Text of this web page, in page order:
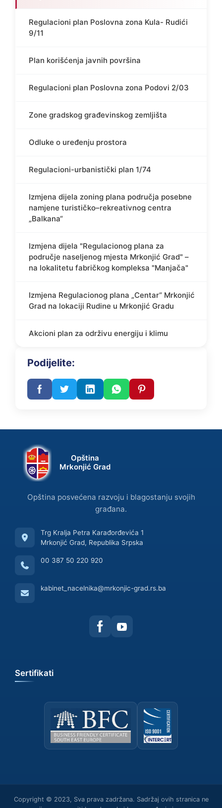
Regulacioni plan Poslovna zona Kula- Rudići
9/11
Plan korišćenja javnih površina
Regulacioni plan Poslovna zona Podovi 2/03
Zone gradskog građevinskog zemljišta
Odluke o uređenju prostora
Regulacioni-urbanistički plan 1/74
Izmjena dijela zoning plana područja posebne
namjene turističko–rekreativnog centra
„Balkana“
Izmjena dijela "Regulacionog plana za
područje naseljenog mjesta Mrkonjić Grad" –
na lokalitetu fabričkog kompleksa "Manjača"
Izmjena Regulacionog plana „Centar“ Mrkonjić
Grad na lokaciji Rudine u Mrkonjić Gradu
Akcioni plan za održivu energiju i klimu
Podijelite:
Opština
Mrkonjić Grad
Opština posvećena razvoju i blagostanju svojih
građana.
Trg Kralja Petra Karađorđevića 1
Mrkonjić Grad, Republika Srpska
00 387 50 220 920
kabinet_nacelnika@mrkonjic-grad.rs.ba
Sertifikati
Copyright © 2023, Sva prava zadržana. Sadržaj ovih stranica ne